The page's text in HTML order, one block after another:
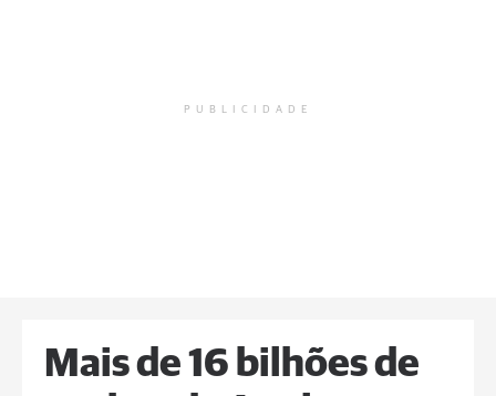
PUBLICIDADE
Mais de 16 bilhões de